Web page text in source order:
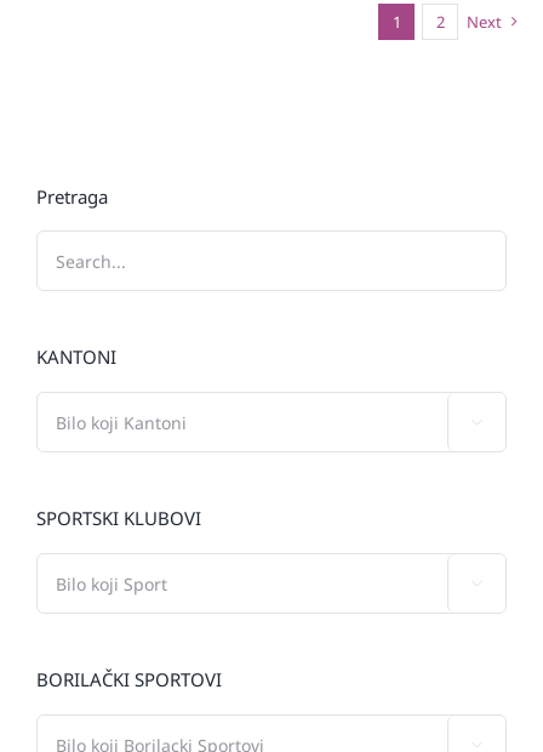
1 2 Next
Pretraga
KANTONI
SPORTSKI KLUBOVI
BORILAČKI SPORTOVI